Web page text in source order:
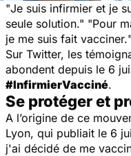
"Je suis infirmier et je
seule solution." "Pour
je me suis fait vacciner."
Sur Twitter, les
abondent depuis le 6
#InfirmierVacciné.
Se protéger et
A l’origine de ce
Lyon, qui publiait le 6
j'ai décidé de me